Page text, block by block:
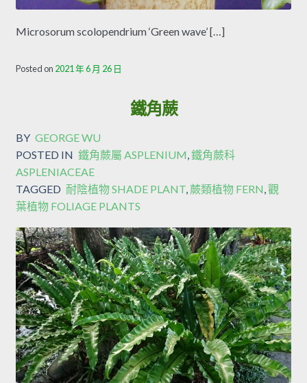
Microsorum scolopendrium ‘Green wave’ […]
Posted on 2021 年 6 月 26 日
鐵角蕨
BY GEORGE WU
POSTED IN 鐵角蕨屬 ASPLENIUM ,鐵角蕨科
ASPLENIACEAE
TAGGED 耐陰植物 SHADE PLANT 蕨類植物 FERN ,觀
葉植物 FOLIAGE PLANTS